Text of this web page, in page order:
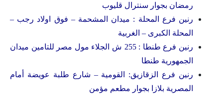
رمضان بجوار سنترال قليوب
رنين فرع المحلة : ميدان المشحمة – فوق اولاد رجب –
المحلة الكبرى – الغربية
رنين فرع طنطا : 255 ش الجلاء مول مصر للتامين ميدان
الجمهورية طنطا
رنين فرع الزقازيق: القومية – شارع طلبة عويضة أمام
المصرية بلازا بجوار مطعم مؤمن